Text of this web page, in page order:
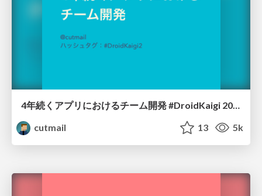
4年続くアプリにおけるチーム開発 #DroidKaigi 2017
cutmail
13 5k